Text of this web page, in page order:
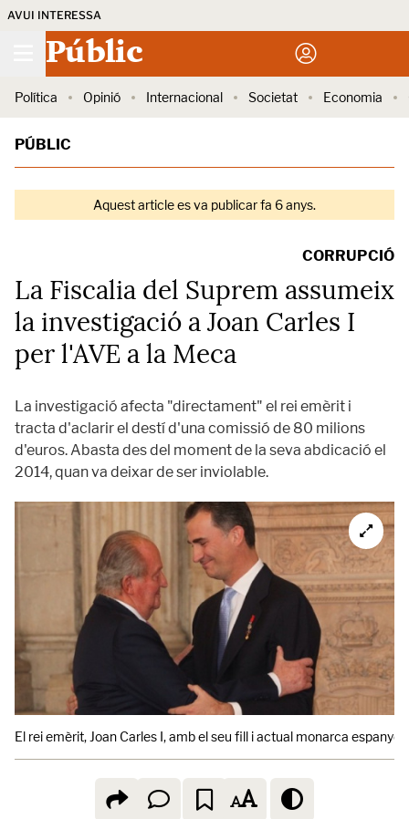
AVUI INTERESSA
Públic
Política Opinió Internacional Societat Economia
PÚBLIC
Aquest article es va publicar fa 6 anys.
CORRUPCIÓ
La Fiscalia del Suprem assumeix
la investigació a Joan Carles I
per l'AVE a la Meca
La investigació afecta "directament" el rei emèrit i
tracta d'aclarir el destí d'una comissió de 80 milions
d'euros. Abasta des del moment de la seva abdicació el
2014, quan va deixar de ser inviolable.
El rei emèrit, Joan Carles I, amb el seu fill i actual monarca